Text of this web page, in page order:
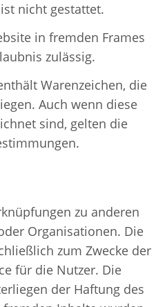
nicht gestattet.
in fremden Frames
zulässig.
Warenzeichen, die
Auch wenn diese
sind, gelten die
zu anderen
Organisationen. Die
zum Zwecke der
für die Nutzer. Die
der Haftung des